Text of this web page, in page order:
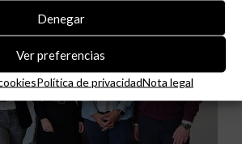
Denegar
Ver preferencias
Política de privacidadNota legal